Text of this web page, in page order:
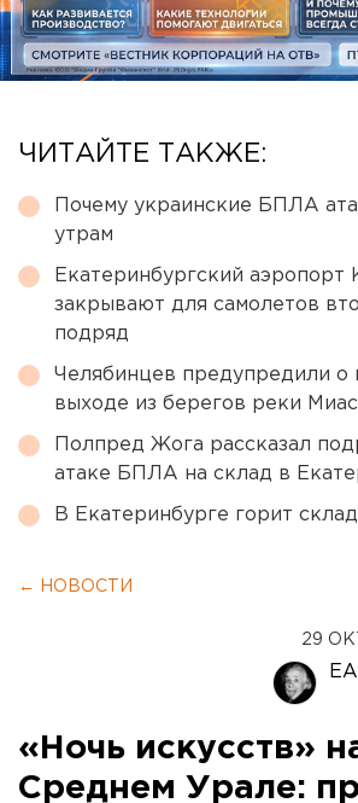
ЧИТАЙТЕ ТАКЖЕ:
Почему украинские БПЛА
утрам
Екатеринбургский аэропорт
закрывают для самолетов
подряд
Челябинцев предупредили о
выходе из берегов реки
Полпред Жога рассказал
атаке БПЛА на склад в
В Екатеринбурге горит
← НОВОСТИ
29
«Ночь искусств»
Среднем Урале: